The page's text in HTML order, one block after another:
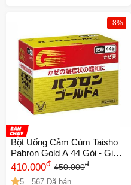
-8%
Bột Uống Cảm Cúm Taisho
Pabron Gold A 44 Gói - Giúp
Giảm Ho, Sốt, Nghẹt Mũi An
Toàn cho Trẻ Em và Người
410.000đ 450.000đ
5 567 Đã bán